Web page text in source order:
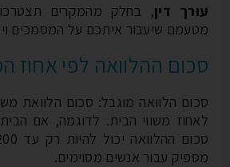
דין, בחלק מהמקרים תצטרכו
שיעבור איתכם על המסמכים ויאמת
ההלוואה לפי אחוז
הלוואה מוגבל: סכום הלוואת משכנתא
משווי הבית.
סכום
עבור אנשים מסוימים.